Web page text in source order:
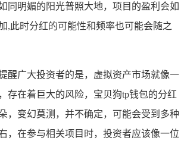
同明媚的阳光普照大地，项目的盈利会如
,此时分红的可能性和频率也可能会随之
醒广大投资者的是，虚拟资产市场就像一
存在着巨大的风险，宝贝狗tp钱包的分红
，变幻莫测，并不确定，可能会受到多种
，在参与相关项目时，投资者应该像一位